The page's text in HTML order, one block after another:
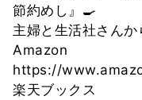
節約めし』🍳
主婦と生活社さん
Amazon
https://
楽天ブックス